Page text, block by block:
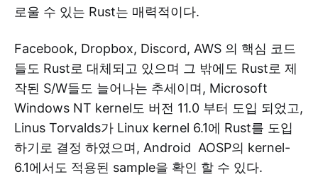
로울 수 있는 Rust는 매력적이다.
Facebook, Dropbox, Discord, AWS 의 핵심 코드
들도 Rust로 대체되고 있으며 그 밖에도 Rust로 제
작된 S/W들도 늘어나는 추세이며, Microsoft
Windows NT kernel도 버전 11.0 부터 도입 되었고,
Linus Torvalds가 Linux kernel 6.1에 Rust를 도입
하기로 결정 하였으며, Android AOSP의 kernel-
6.1에서도 적용된 sample을 확인 할 수 있다.